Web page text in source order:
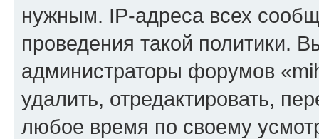
нужным. IP-адреса всех
проведения такой политики.
администраторы форумов
удалить, отредактировать,
любое время по своему